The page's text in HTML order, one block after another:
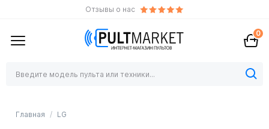
Отзывы о нас
0
Главная LG